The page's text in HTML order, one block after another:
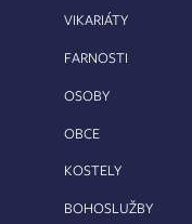
VIKARIÁTY
FARNOSTI
OSOBY
OBCE
KOSTELY
BOHOSLUŽBY